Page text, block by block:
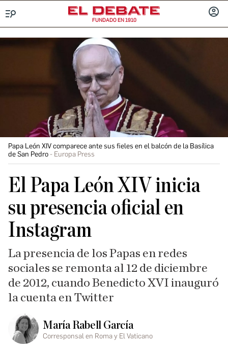
FUNDADO EN 1910
Papa León XIV comparece ante sus fieles en el balcón de la Basílica
de San Pedro
Europa Press
El Papa León XIV inicia
su presencia oficial en
Instagram
La presencia de los Papas en redes
sociales se remonta al 12 de diciembre
de 2012, cuando Benedicto XVI inauguró
la cuenta en Twitter
María Rabell García
Corresponsal en Roma y El Vaticano